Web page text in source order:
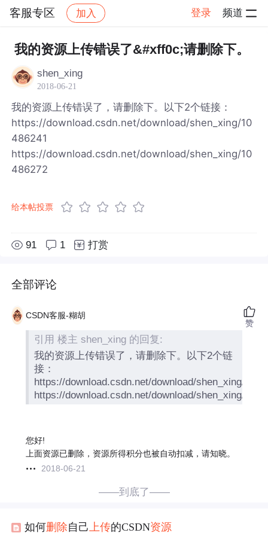
客服专区 加入 登录 频道
社区 客服专区 帖子详情
我的资源上传错误了&#xff0c;请删除下。
shen_xing
2018-06-21
我的资源上传错误了，请删除下。以下2个链接：
https://download.csdn.net/download/shen_xing/10
486241
https://download.csdn.net/download/shen_xing/10
486272
给本帖投票
91 1 打赏
全部评论
CSDN客服-糊胡
引用 楼主 shen_xing 的回复:
我的资源上传错误了，请删除下。以下2个链
接：
https://download.csdn.net/download/shen_xing/
https://download.csdn.net/download/shen_xing/
您好!
上面资源已删除，资源所得积分也被自动扣减，请知晓。
2018-06-21
赞
——到底了——
如何删除自己上传的CSDN资源